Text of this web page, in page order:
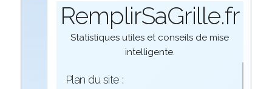
RemplirSaGrille.fr
Statistiques utiles et conseils de mise
intelligente.
Plan du site :